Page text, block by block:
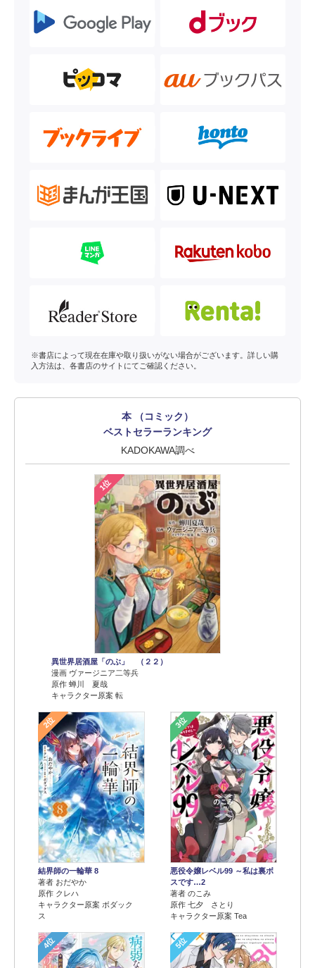
※書店によって現在在庫や取り扱いがない場合がございます。詳しい購
入方法は、各書店のサイトにてご確認ください。
本 （コミック）
ベストセラーランキング
KADOKAWA調べ
1位
異世界居酒屋「のぶ」 （２２）
漫画 ヴァージニア二等兵
原作 蝉川 夏哉
キャラクター原案 転
2位
結界師の一輪華 8
著者 おだやか
原作 クレハ
キャラクター原案 ボダック
ス
3位
悪役令嬢レベル99 ～私は裏ボ
スです…2
著者 のこみ
原作 七夕 さとり
キャラクター原案 Tea
4位 5位